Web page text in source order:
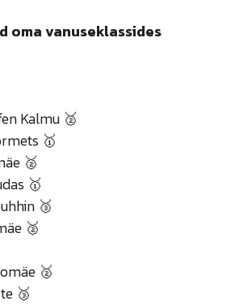
oma vanuseklassides
Kalmu 🥈
🥇
🥈
🥇
🥉
🥈
🥈
🥉